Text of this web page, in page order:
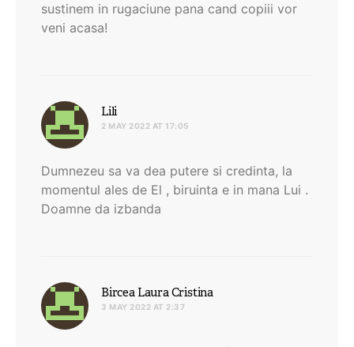
sustinem in rugaciune pana cand copiii vor
veni acasa!
Lilisays:
2 MAY 2022 AT 17:05
Dumnezeu sa va dea putere si credinta, la
momentul ales de El , biruinta e in mana Lui .
Doamne da izbanda
Bircea Laura Cristina
3 MAY 2022 AT 2:37